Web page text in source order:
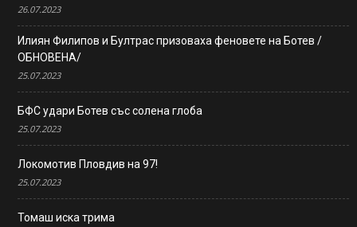
26.07.2023
Илиян Филипов и Бултрас призоваха феновете на Ботев /
ОБНОВЕНА/
25.07.2023
БФС удари Ботев със солена глоба
25.07.2023
Локомотив Пловдив на 97!
25.07.2023
Томаш иска трима